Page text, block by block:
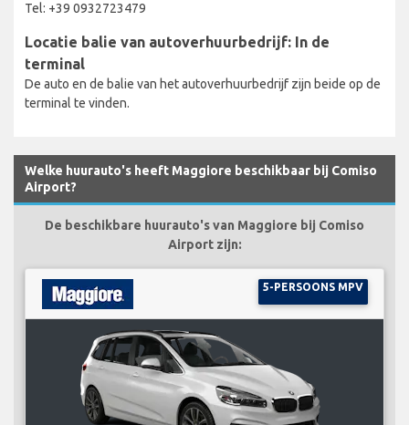
Tel: +39 0932723479
Locatie balie van autoverhuurbedrijf: In de
terminal
De auto en de balie van het autoverhuurbedrijf zijn beide op de
terminal te vinden.
Welke huurauto's heeft Maggiore beschikbaar bij Comiso
Airport?
De beschikbare huurauto's van Maggiore bij Comiso
Airport zijn:
5-PERSOONS MPV